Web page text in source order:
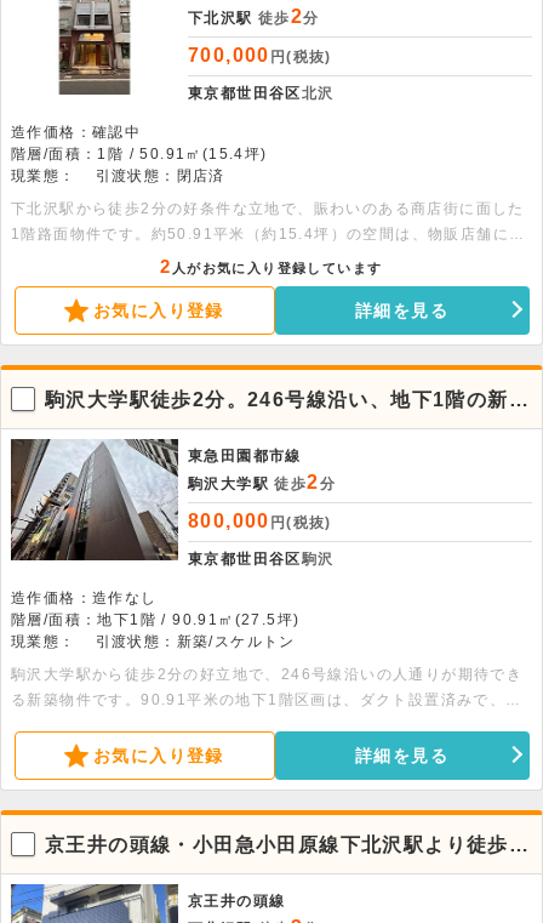
下北沢駅 徒歩2分
700,000 円(税抜)
東京都世田谷区北沢
造作価格：確認中
階層/面積：1階 / 50.91㎡(15.4坪)
現業態：
引渡状態：閉店済
下北沢駅から徒歩2分の好条件な立地で、賑わいのある商店街に面した
1階路面物件です。約50.91平米（約15.4坪）の空間は、物販店舗に最
適な繁華エリアに位置しています。駅近の利便性を活かした安定した集
客が期待できる環境です。ぜひお問い合わせください。
2 人がお気に入り登録しています
お気に入り登録 詳細を見る
駒沢大学駅徒歩2分。246号線沿い、地下1階の新築
店舗物件
東急田園都市線
駒沢大学駅 徒歩2分
800,000 円(税抜)
東京都世田谷区駒沢
造作価格：造作なし
階層/面積：地下1階 / 90.91㎡(27.5坪)
現業態：
引渡状態：新築/スケルトン
駒沢大学駅から徒歩2分の好立地で、246号線沿いの人通りが期待でき
る新築物件です。90.91平米の地下1階区画は、ダクト設置済みで、ス
な、幅広い業態に対応した好条件の店舗です。ぜひ一度お問い合わせく
ださい。
お気に入り登録 詳細を見る
京王井の頭線・小田急小田原線下北沢駅より徒歩3
分！1階店舗物件
京王井の頭線